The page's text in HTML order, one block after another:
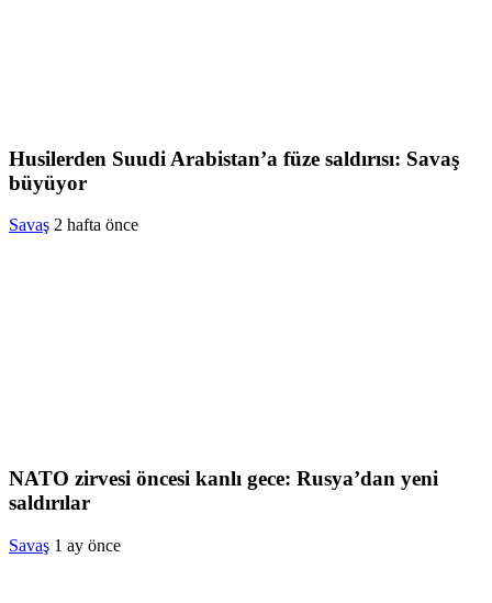
Husilerden Suudi Arabistan’a füze saldırısı: Savaş
büyüyor
Savaş 2 hafta önce
NATO zirvesi öncesi kanlı gece: Rusya’dan yeni
saldırılar
Savaş 1 ay önce